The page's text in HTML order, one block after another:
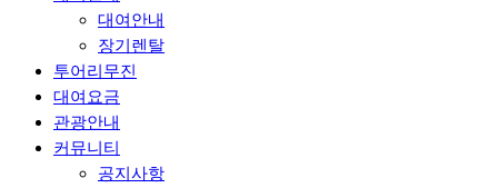
대여안내
장기렌탈
투어리무진
대여요금
관광안내
커뮤니티
공지사항